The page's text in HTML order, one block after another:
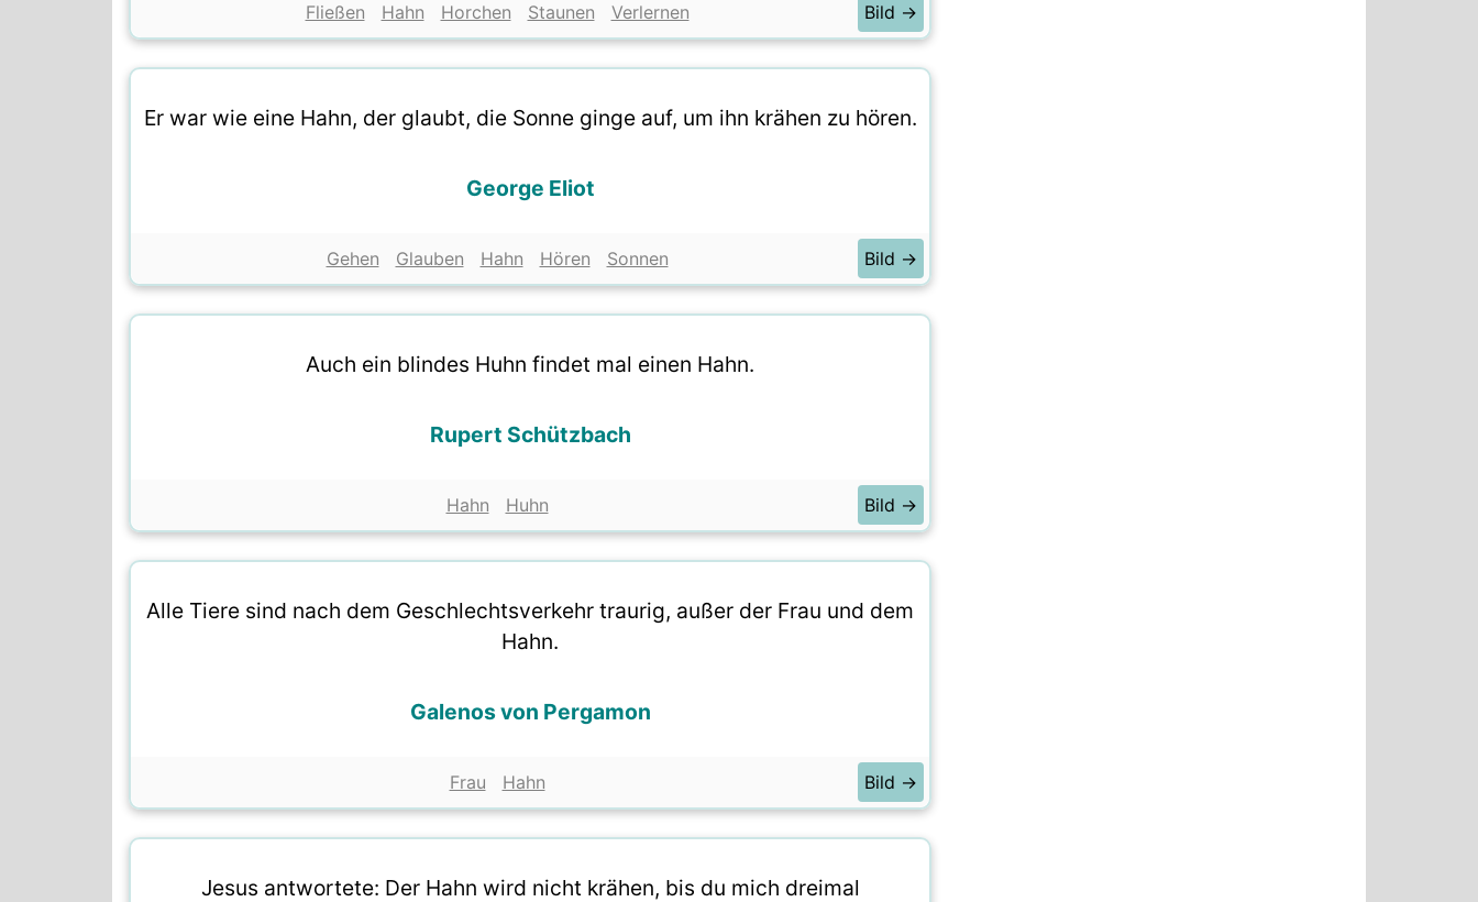
Fließen Hahn Horchen Staunen Verlernen Bild →
Er war wie eine Hahn, der glaubt, die Sonne ginge auf, um ihn krähen zu hören.
George Eliot
Gehen Glauben Hahn Hören Sonnen Bild →
Auch ein blindes Huhn findet mal einen Hahn.
Rupert Schützbach
Hahn Huhn Bild →
Alle Tiere sind nach dem Geschlechtsverkehr traurig, außer der Frau und dem
Hahn.
Galenos von Pergamon
Frau Hahn Bild →
Jesus antwortete: Der Hahn wird nicht krähen, bis du mich dreimal